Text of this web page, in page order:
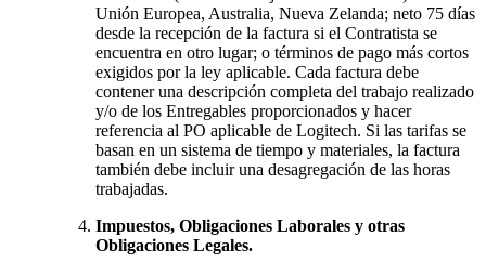
Unión Europea, Australia, Nueva Zelanda; neto 75 días
desde la recepción de la factura si el Contratista se
encuentra en otro lugar; o términos de pago más cortos
exigidos por la ley aplicable. Cada factura debe
contener una descripción completa del trabajo realizado
y/o de los Entregables proporcionados y hacer
referencia al PO aplicable de Logitech. Si las tarifas se
basan en un sistema de tiempo y materiales, la factura
también debe incluir una desagregación de las horas
trabajadas.
Impuestos, Obligaciones Laborales y otras
Obligaciones Legales.